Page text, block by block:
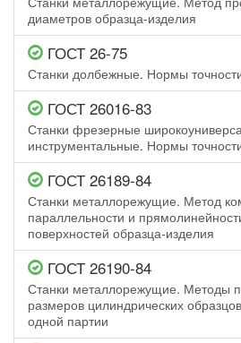
диаметров образца-изделия
ГОСТ 26-75
Станки долбежные. Нормы
ГОСТ 26016-83
Станки фрезерные
инструментальные. Нормы
ГОСТ 26189-84
Станки металлорежущие. Метод
параллельности и
поверхностей образца-изделия
ГОСТ 26190-84
Станки металлорежущие. Методы
размеров цилиндрических
одной партии